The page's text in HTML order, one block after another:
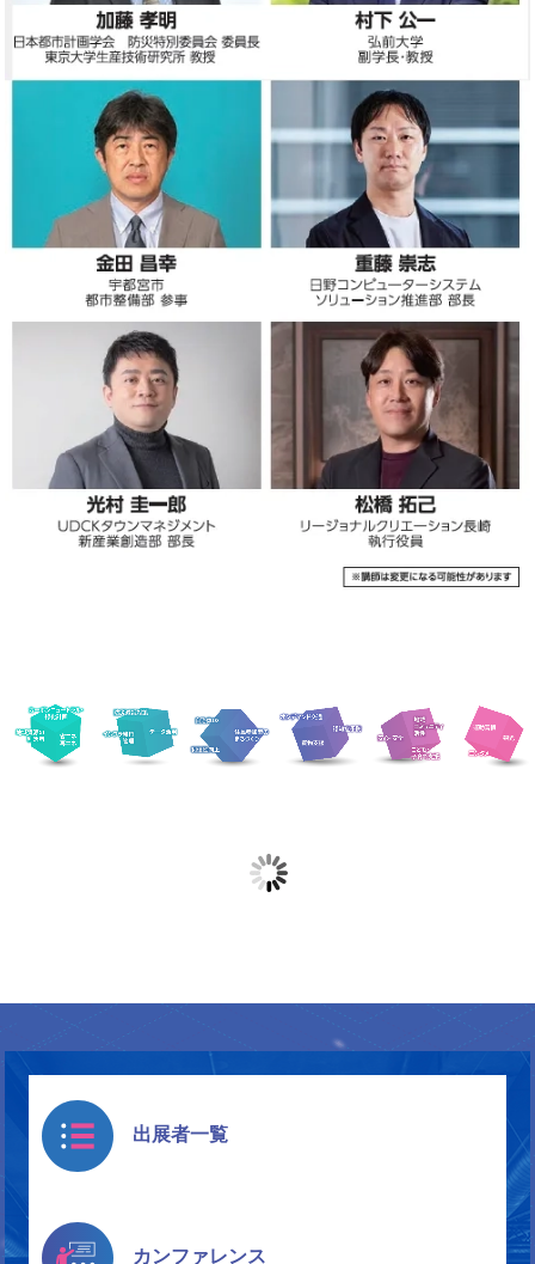
出展者一覧
カンファレンス